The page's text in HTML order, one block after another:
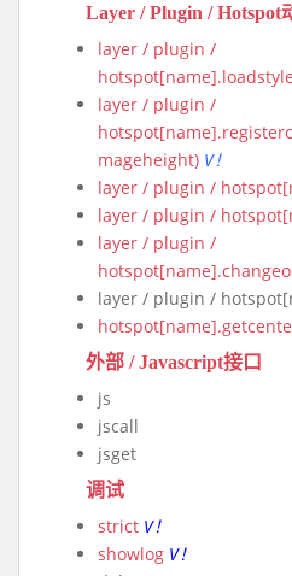
Layer / Plugin / Hotspot
layer / plugin /
layer / plugin /
mageheight) V！
layer / plugin /
layer / plugin /
layer / plugin /
layer / plugin /
外部 / Javascript接口
js
jscall
jsget
调试
strict V！
showlog V！